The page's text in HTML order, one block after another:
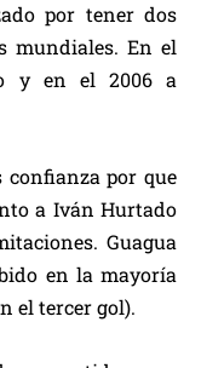
por tener dos
mundiales. En el
y en el 2006 a
confianza por que
a Iván Hurtado
Guagua
en la mayoría
el tercer gol).